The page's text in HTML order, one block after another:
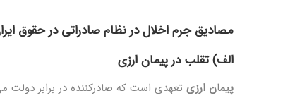
مصادیق جرم اخلال در نظام صادراتی در حقوق
الف) تقلب در پیمان ارزی
پیمان ارزی تعهدی است که صادرکننده در برابر دولت